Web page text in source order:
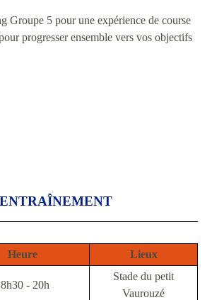
Groupe 5 pour une expérience de course
progresser ensemble vers vos objectifs
Heure Lieux
- 20h
Stade du petit
Vaurouzé